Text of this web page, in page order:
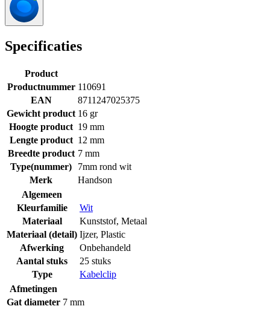
Specificaties
Product
Productnummer 110691
EAN
8711247025375
Gewicht product 16 gr
Hoogte product 19 mm
Lengte product 12 mm
Breedte product 7 mm
Type(nummer)
7mm rond wit
Merk
Handson
Algemeen
Kleurfamilie
Wit
Materiaal
Kunststof, Metaal
Materiaal (detail) Ijzer, Plastic
Afwerking
Onbehandeld
Aantal stuks
25 stuks
Type
Kabelclip
Afmetingen
Gat diameter 7 mm